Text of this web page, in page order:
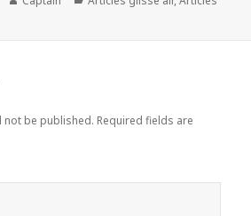
not be published. Required fields are